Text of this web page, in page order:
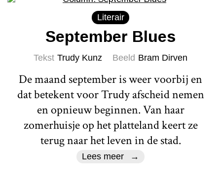
Literair
September Blues
Tekst Trudy Kunz Beeld Bram Dirven
De maand september is weer voorbij en
dat betekent voor Trudy afscheid nemen
en opnieuw beginnen. Van haar
zomerhuisje op het platteland keert ze
terug naar het leven in de stad.
Lees meer